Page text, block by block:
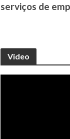
serviços de
Video